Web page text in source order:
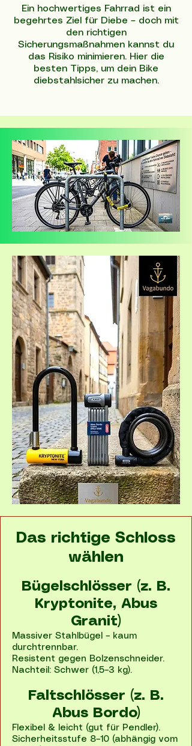
Ein hochwertiges Fahrrad ist ein
begehrtes Ziel für Diebe – doch mit
den richtigen
Sicherungsmaßnahmen kannst du
das Risiko minimieren. Hier die
besten Tipps, um dein Bike
diebstahlsicher zu machen.
Das richtige Schloss
wählen
Bügelschlösser (z. B.
Kryptonite, Abus
Granit)
Massiver Stahlbügel – kaum
durchtrennbar.
Resistent gegen Bolzenschneider.
Nachteil: Schwer (1,5–3 kg).
Faltschlösser (z. B.
Abus Bordo)
Flexibel & leicht (gut für Pendler).
Sicherheitsstufe 8–10 (abhängig vom